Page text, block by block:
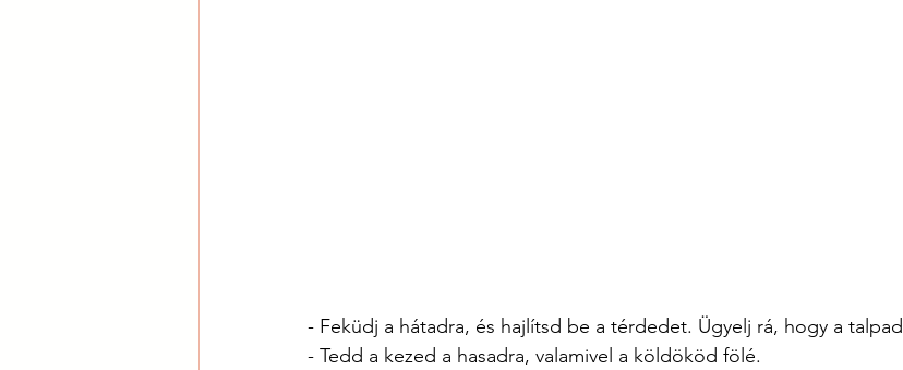
- Feküdj a hátadra, és hajlítsd be a térdedet. Ügyelj rá, hogy a
- Tedd a kezed a hasadra, valamivel a köldököd fölé.